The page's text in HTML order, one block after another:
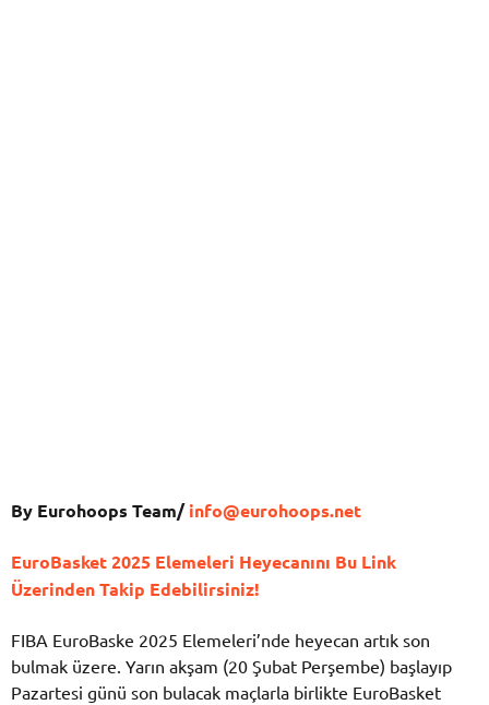
By Eurohoops Team/info@eurohoops.net
EuroBasket 2025 Elemeleri Heyecanını Bu Link
Üzerinden Takip Edebilirsiniz!
FIBA EuroBaske 2025 Elemeleri’nde heyecan artık son
bulmak üzere. Yarın akşam (20 Şubat Perşembe) başlayıp
Pazartesi günü son bulacak maçlarla birlikte EuroBasket